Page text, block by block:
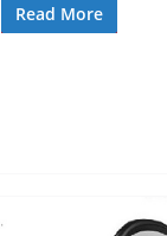
Read More